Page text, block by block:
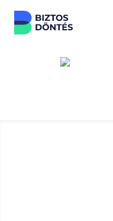
Ugrás a tartalomhoz